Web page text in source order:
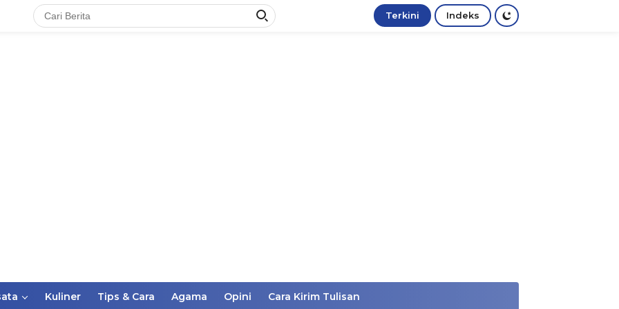
Terkini Indeks
Kuliner Tips & Cara Agama Opini Cara Kirim Tulisan